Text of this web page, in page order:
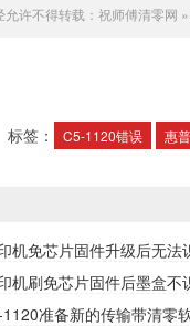
允许不得转载： 祝师傅清零网 »
标签： C5-1120错误 惠
机免芯片固件升级后无法
机刷免芯片固件后墨盒不
准备新的传输带清零